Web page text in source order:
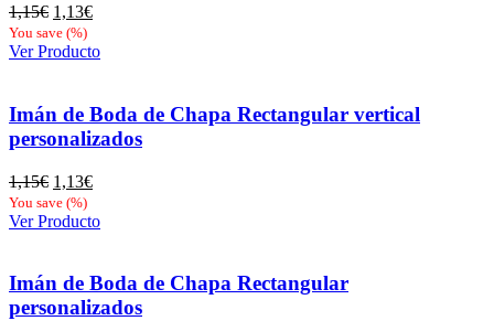
1,15€ El
precio
original
1,13€El
actual
You save (%)
Ver Producto
Imán de Boda de Chapa Rectangular vertical
personalizados
1,15€ El
precio
original
1,13€El
actual
You save (%)
Ver Producto
Imán de Boda de Chapa Rectangular
personalizados